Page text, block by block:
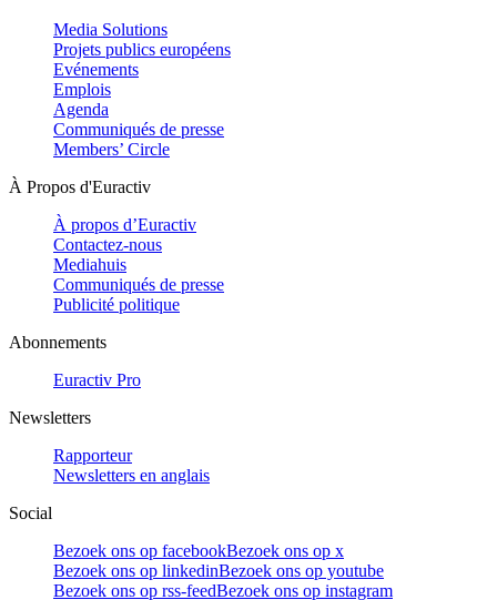
Media Solutions
Projets publics européens
Evénements
Emplois
Agenda
Communiqués de presse
Members’ Circle
À Propos d'Euractiv
À propos d’Euractiv
Contactez-nous
Mediahuis
Communiqués de presse
Publicité politique
Abonnements
Euractiv Pro
Newsletters
Rapporteur
Newsletters en anglais
Social
Bezoek ons op facebookBezoek ons op x
Bezoek ons op linkedinBezoek ons op youtube
Bezoek ons op rss-feedBezoek ons op instagram